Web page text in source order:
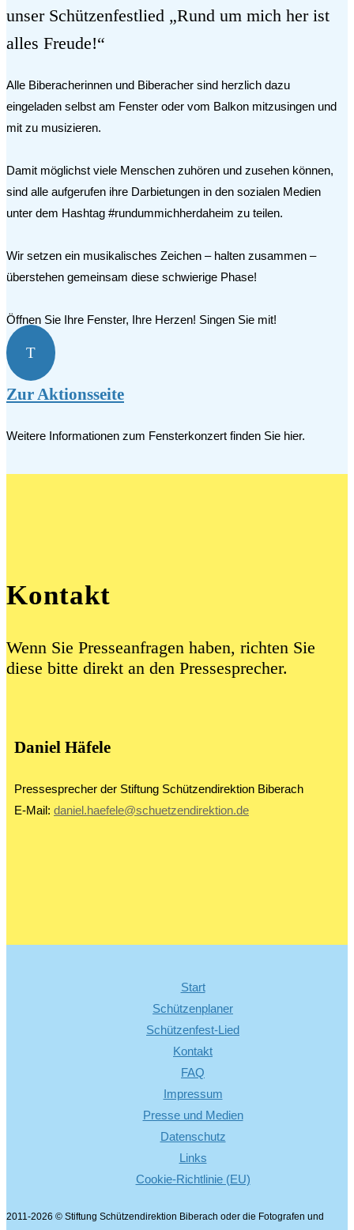
unser Schützenfestlied „Rund um mich her ist
alles Freude!“
Alle Biberacherinnen und Biberacher sind herzlich dazu
eingeladen selbst am Fenster oder vom Balkon mitzusingen und
mit zu musizieren.
Damit möglichst viele Menschen zuhören und zusehen können,
sind alle aufgerufen ihre Darbietungen in den sozialen Medien
unter dem Hashtag #rundummichherdaheim zu teilen.
Wir setzen ein musikalisches Zeichen – halten zusammen –
überstehen gemeinsam diese schwierige Phase!
Öffnen Sie Ihre Fenster, Ihre Herzen! Singen Sie mit!
T
Zur Aktionsseite
Weitere Informationen zum Fensterkonzert finden Sie hier.
Kontakt
Wenn Sie Presseanfragen haben, richten Sie
diese bitte direkt an den Pressesprecher.
Daniel Häfele
Pressesprecher der Stiftung Schützendirektion Biberach
E-Mail: daniel.haefele@schuetzendirektion.de
Start
Schützenplaner
Schützenfest-Lied
Kontakt
FAQ
Impressum
Presse und Medien
Datenschutz
Links
Cookie-Richtlinie (EU)
2011-2026 © Stiftung Schützendirektion Biberach oder die Fotografen und